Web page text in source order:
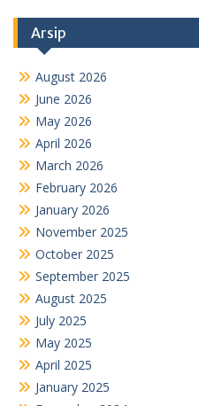
Arsip
August 2026
June 2026
May 2026
April 2026
March 2026
February 2026
January 2026
November 2025
October 2025
September 2025
August 2025
July 2025
May 2025
April 2025
January 2025